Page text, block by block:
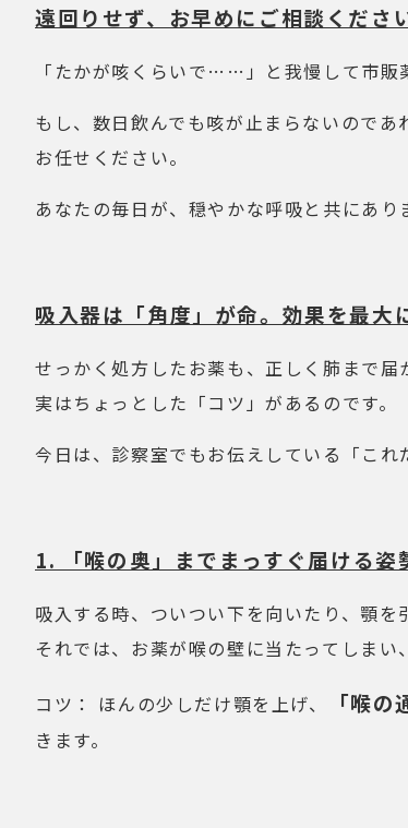
遠回りせず、お早めにご相談くださ
「たかが咳くらいで……」と我慢して市販
もし、数日飲んでも咳が止まらないので
お任せください。
あなたの毎日が、穏やかな呼吸と共にあり
吸入器は「角度」が命。効果を最大
せっかく処方したお薬も、正しく肺まで
実はちょっとした「コツ」があるのです。
今日は、診察室でもお伝えしている「これ
1. 「喉の奥」までまっすぐ届ける姿
吸入する時、ついつい下を向いたり、顎を
それでは、お薬が喉の壁に当たってしまい
コツ： ほんの少しだけ顎を上げ、 「喉
きます。